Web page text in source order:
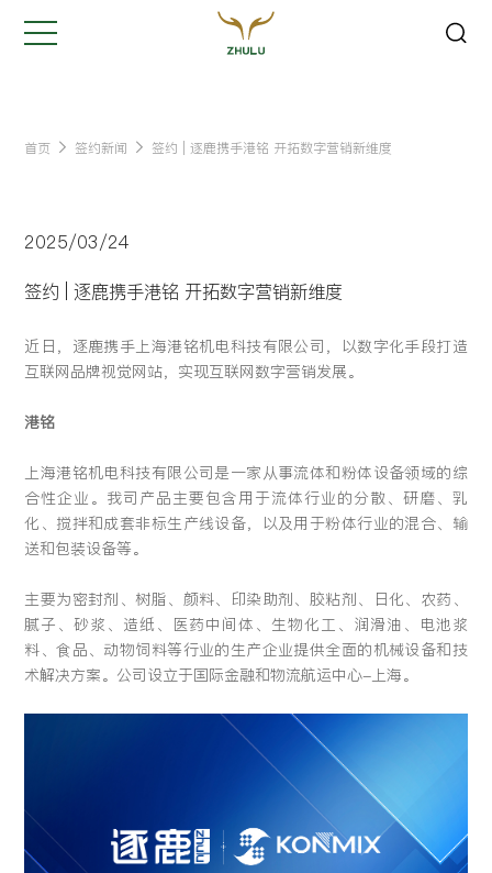
首页 签约新闻 签约 | 逐鹿携手港铭 开拓数字营销新维度
2025/03/24
签约 | 逐鹿携手港铭 开拓数字营销新维度
近日，逐鹿携手上海港铭机电科技有限公司，以数字化手段打造
互联网品牌视觉网站，实现互联网数字营销发展。
港铭
上海港铭机电科技有限公司是一家从事流体和粉体设备领域的综
合性企业。我司产品主要包含用于流体行业的分散、研磨、乳
化、搅拌和成套非标生产线设备，以及用于粉体行业的混合、输
送和包装设备等。
主要为密封剂、树脂、颜料、印染助剂、胶粘剂、日化、农药、
腻子、砂浆、造纸、医药中间体、生物化工、润滑油、电池浆
料、食品、动物饲料等行业的生产企业提供全面的机械设备和技
术解决方案。公司设立于国际金融和物流航运中心-上海。
是我们最重要的工作之一...
公司名称:*
联系方式:*
留言:
提交